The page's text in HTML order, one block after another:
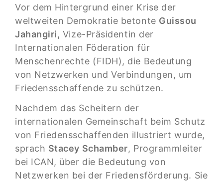
Vor dem Hintergrund einer Krise der
weltweiten Demokratie betonte Guissou
Jahangiri, Vize-Präsidentin der
Internationalen Föderation für
Menschenrechte (FIDH), die Bedeutung
von Netzwerken und Verbindungen, um
Friedensschaffende zu schützen.
Nachdem das Scheitern der
internationalen Gemeinschaft beim Schutz
von Friedensschaffenden illustriert wurde,
sprach Stacey Schamber, Programmleiter
bei ICAN, über die Bedeutung von
Netzwerken bei der Friedensförderung. Sie